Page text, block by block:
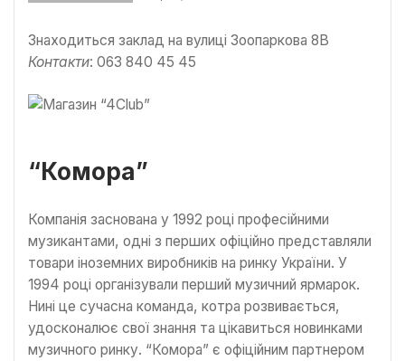
Знаходиться заклад на вулиці Зоопаркова 8В
Контакти: 063 840 45 45
“Комора”
Компанія заснована у 1992 році професійними
музикантами, одні з перших офіційно представляли
товари іноземних виробників на ринку України. У
1994 році організували перший музичний ярмарок.
Нині це сучасна команда, котра розвивається,
удосконалює свої знання та цікавиться новинками
музичного ринку. “Комора” є офіційним партнером